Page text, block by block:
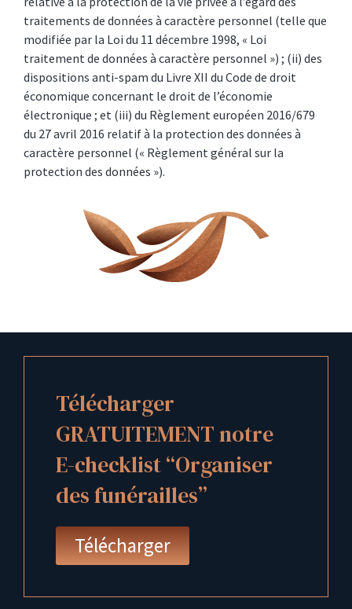
traitements de données à caractère personnel (telle que
modifiée par la Loi du 11 décembre 1998, « Loi
traitement de données à caractère personnel ») ; (ii) des
dispositions anti-spam du Livre XII du Code de droit
économique concernant le droit de l’économie
électronique ; et (iii) du Règlement européen 2016/679
du 27 avril 2016 relatif à la protection des données à
caractère personnel (« Règlement général sur la
protection des données »).
Télécharger
GRATUITEMENT notre
E-checklist “Organiser
des funérailles”
Télécharger